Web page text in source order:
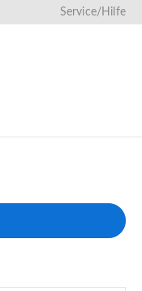
Service/Hilfe